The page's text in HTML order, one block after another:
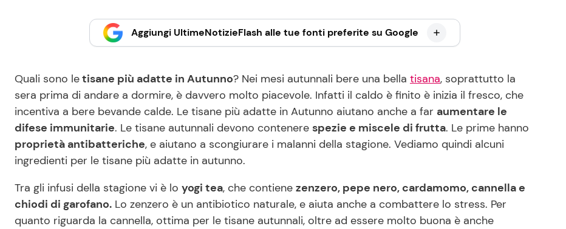
Aggiungi UltimeNotizieFlash alle tue fonti preferite su Google
Quali sono letisane più adatte in Autunno? Nei mesi autunnali bere una bella tisana, soprattutto la
sera prima di andare a dormire, è davvero molto piacevole. Infatti il caldo è finito è inizia il fresco, che
incentiva a bere bevande calde. Le tisane più adatte in Autunno aiutano anche a far aumentare le
difese immunitarie. Le tisane autunnali devono contenere spezie e miscele di frutta. Le prime hanno
proprietà antibatteriche, e aiutano a scongiurare i malanni della stagione. Vediamo quindi alcuni
ingredienti per le tisane più adatte in autunno.
Tra gli infusi della stagione vi è lo yogi tea, che contiene zenzero, pepe nero, cardamomo, cannella e
chiodi di garofano. Lo zenzero è un antibiotico naturale, e aiuta anche a combattere lo stress. Per
quanto riguarda la cannella, ottima per le tisane autunnali, oltre ad essere molto buona è anche